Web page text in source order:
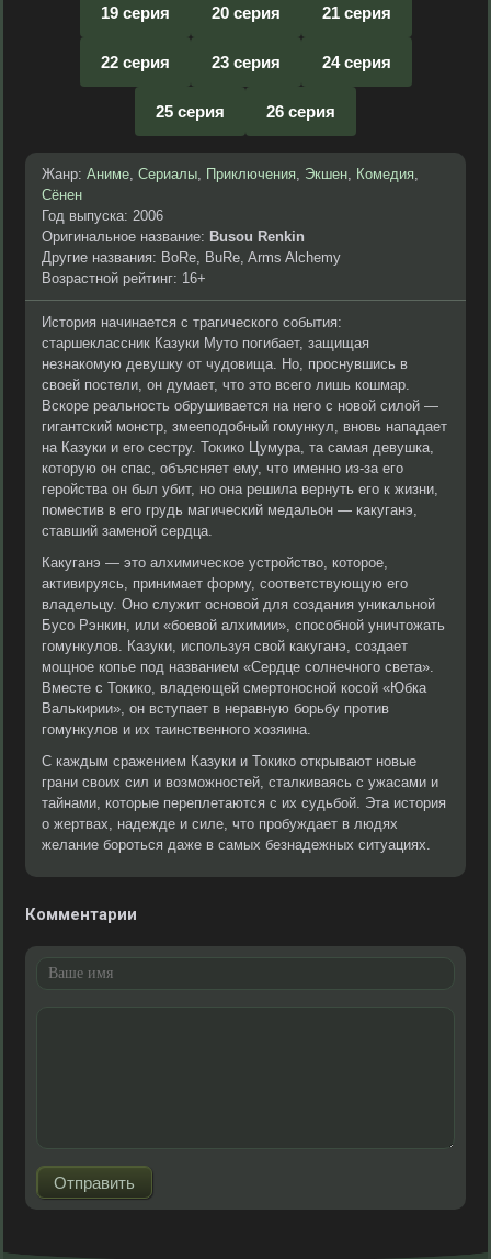
19 серия 20 серия 21 серия
22 серия 23 серия 24 серия
25 серия 26 серия
Жанр: Аниме, Сериалы, Приключения, Экшен, Комедия,
Сёнен
Год выпуска: 2006
Оригинальное название: Busou Renkin
Другие названия: BoRe, BuRe, Arms Alchemy
Возрастной рейтинг: 16+
История начинается с трагического события:
старшеклассник Казуки Муто погибает, защищая
незнакомую девушку от чудовища. Но, проснувшись в
своей постели, он думает, что это всего лишь кошмар.
Вскоре реальность обрушивается на него с новой силой —
гигантский монстр, змееподобный гомункул, вновь нападает
на Казуки и его сестру. Токико Цумура, та самая девушка,
которую он спас, объясняет ему, что именно из-за его
геройства он был убит, но она решила вернуть его к жизни,
поместив в его грудь магический медальон — какуганэ,
ставший заменой сердца.
Какуганэ — это алхимическое устройство, которое,
активируясь, принимает форму, соответствующую его
владельцу. Оно служит основой для создания уникальной
Бусо Рэнкин, или «боевой алхимии», способной уничтожать
гомункулов. Казуки, используя свой какуганэ, создает
мощное копье под названием «Сердце солнечного света».
Вместе с Токико, владеющей смертоносной косой «Юбка
Валькирии», он вступает в неравную борьбу против
гомункулов и их таинственного хозяина.
С каждым сражением Казуки и Токико открывают новые
грани своих сил и возможностей, сталкиваясь с ужасами и
тайнами, которые переплетаются с их судьбой. Эта история
о жертвах, надежде и силе, что пробуждает в людях
желание бороться даже в самых безнадежных ситуациях.
Комментарии